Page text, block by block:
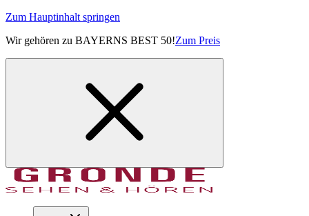
Zum Hauptinhalt springen
Wir gehören zu BAYERNS BEST 50!Zum Preis